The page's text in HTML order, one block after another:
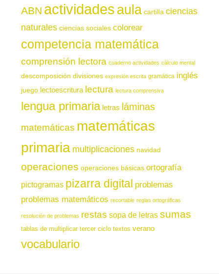
ABN actividadesaula cartilla ciencias
naturales ciencias sociales colorear
competencia matemática
comprensión lectora cuaderno actividades cálculo mental
descomposición divisiones expresión escrita gramática inglés
juego lectoescritura lectura lectura comprensiva
lengua primaria letras láminas
matemáticas matemáticas
primaria multiplicaciones navidad
operaciones operaciones básicas ortografía
pictogramas pizarra digital problemas
problemas matemáticos recortable reglas ortográficas
resolución de problemas restas sopa de letras sumas
tablas de multiplicar tercer ciclo textos verano
vocabulario